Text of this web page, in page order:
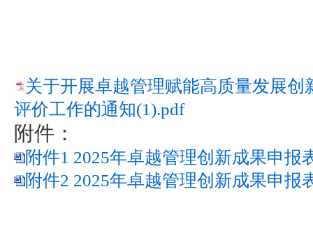
关于开展卓越管理赋能高质量发展
评价工作的通知(1).pdf
附件：
附件1 2025年卓越管理创新成果申报
附件2 2025年卓越管理创新成果申报